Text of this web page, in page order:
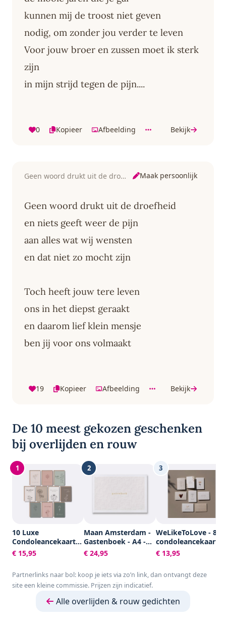
kunnen mij de troost niet geven
nodig, om zonder jou verder te leven
Voor jouw broer en zussen moet ik sterk
zijn
in mijn strijd tegen de pijn....
0 Kopieer Afbeelding Bekijk
Geen woord drukt uit de droefheid Maak persoonlijk
Geen woord drukt uit de droefheid
en niets geeft weer de pijn
aan alles wat wij wensten
en dat niet zo mocht zijn
Toch heeft jouw tere leven
ons in het diepst geraakt
en daarom lief klein mensje
ben jij voor ons volmaakt
19 Kopieer Afbeelding Bekijk
De 10 meest gekozen geschenken
bij overlijden en rouw
1
10 Luxe
Condoleancekaarten
met Enveloppen -
Rouwkaarten -
A6 - Blanco - Aardse
Kleuren
€ 15,95
2
Maan Amsterdam -
Gastenboek - A4 -
100 blanco pagina's
- Neutraal - Voor
afscheid, uitvaart,
condoleance of
€ 24,95
3
WeLikeToLove - 8x
- Rouwkaarten -
condoleance
envelop - Sterkte &
€ 13,95
Partnerlinks naar bol: koop je iets via zo’n link, dan ontvangt deze
site een kleine commissie. Prijzen zijn indicatief.
Alle overlijden & rouw gedichten